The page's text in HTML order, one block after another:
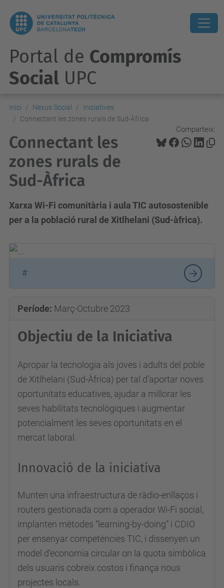
Portal de Compromís
Social UPC
Inici Nexus Social
Iniciatives
Connectant les zones rurals de Sud-Àfrica
Comparteix:
Connectant les
zones rurals de
Sud-Àfrica
Xarxa Wi-Fi comunitària i aula TIC autosostenible
per a la població rural de Xitlhelani (Sud-àfrica).
#
Període: Març-Octubre 2023
Objectiu de la Iniciativa
Apropar la tecnologia als joves i adults del poble
de Xitlhelani (Sud-Àfrica) per tal d’aportar noves
oportunitats educatives, ajudar a millorar les
seves habilitats tecnològiques i augmentar
potencialment les seves oportunitats en el
mercat laboral.
Innovació de la iniciativa
Munten una infraestructura de ràdio-enllaços i
routers gestionada com a operador Wi-Fi social,
implanten mètodes “learning-by-doing” i CDIO
per ensenyar competències TIC, i dissenyen un
model d’economia circular on la quota simbòlica
dels usuaris cobreix costos i finança nous
projectes locals.